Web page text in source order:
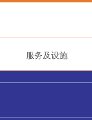
服务及设施